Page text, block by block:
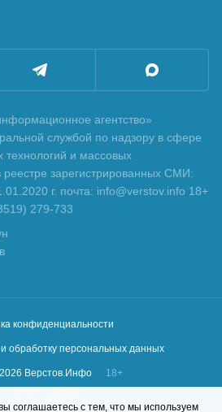
агентство»
службой по надзору в сфере
и массовых
зарегистрированных СМИ:
г. почта: info@verstov.info 18+
279-733
конфиденциальности
обработку персональных данных
2026 Верстов.Инфо
18+
соглашаетесь с тем, что мы используем